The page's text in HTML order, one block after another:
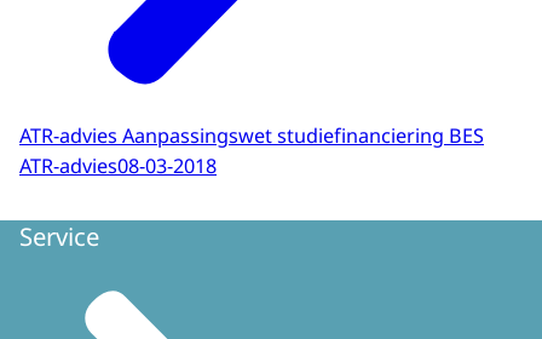
ATR-advies Aanpassingswet studiefinanciering BES
ATR-advies08-03-2018
Service